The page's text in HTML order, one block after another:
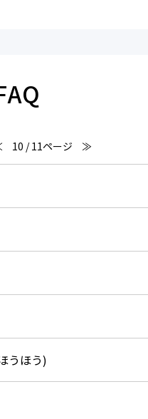
10 / 11ページ ≫
うほう)